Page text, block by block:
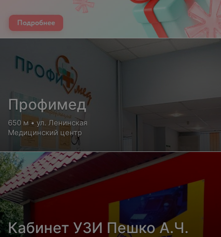
Профимед
650 м • ул. Ленинская
Медицинский центр
Кабинет УЗИ Пешко А.Ч.